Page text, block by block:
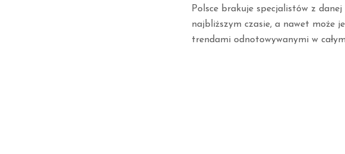
Polsce brakuje specjalistów z
najbliższym czasie, a nawet może
trendami odnotowywanymi w